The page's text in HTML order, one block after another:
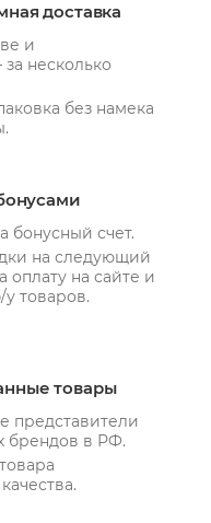
доставка
и
несколько
без намека
бонусный счет.
на следующий
оплату на сайте и
товаров.
товары
представители
брендов в РФ.